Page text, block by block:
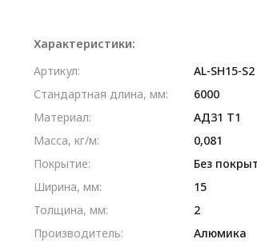
Характеристики:
Артикул:
AL-SH15-S2
Стандартная длина, мм:
6000
Материал:
AД31 T1
Масса, кг/м:
0,081
Покрытие:
Без
Ширина, мм:
15
Толщина, мм:
2
Производитель:
Алюмика